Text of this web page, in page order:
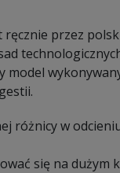
ręcznie przez
model
różnicy w
się na dużym